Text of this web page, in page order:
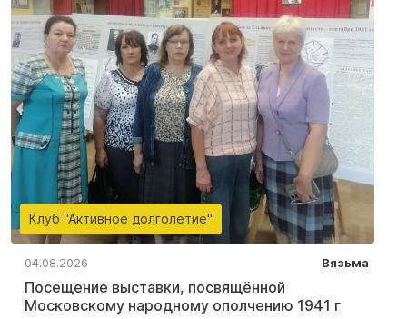
Клуб "Активное долголетие"
04.08.2026 Вязьма
Посещение выставки, посвящённой
Московскому народному ополчению 1941 г